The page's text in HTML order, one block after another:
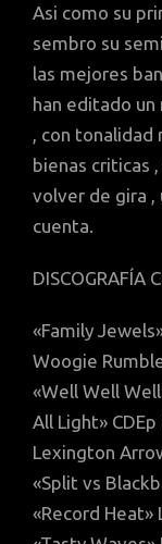
Asi como su
sembro su
las mejores
han editado un
, con tonalidad
bienas criticas
volver de gira ,
cuenta.
DISCOGRAFÍA
«Family
Woogie
«Well Well
All Light»
Lexington
«Split vs
«Record Heat»